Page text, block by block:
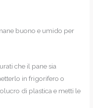
buono e umido per
che il pane sia
in frigorifero o
di plastica e metti le